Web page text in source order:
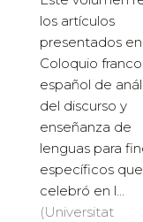
los artículos
presentados
Coloquio
español de
del discurso y
enseñanza de
lenguas para
específicos
celebró en l...
(Universitat